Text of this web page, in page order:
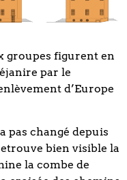
groupes figurent en
par le
d’Europe
pas changé depuis
bien visible la
la combe de